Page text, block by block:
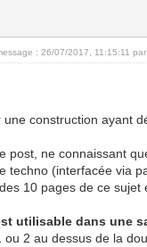
: 26/07/2017, 11:15:11
construction ayant
post, ne connaissant
techno (interfacée via
10 pages de ce
utilisable dans une
2 au dessus de la